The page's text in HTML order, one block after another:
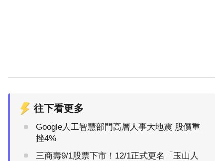
往下看更多
Google人工智慧部門高層人事大地震 股價重
挫4%
三商壽9/1股票下市！12/1正式更名「玉山人